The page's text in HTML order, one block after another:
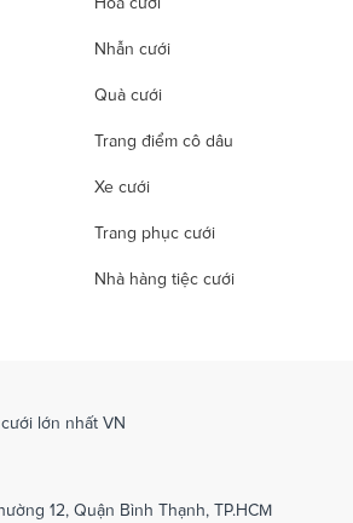
Nhẫn cưới
Quà cưới
Trang điểm cô dâu
Xe cưới
Trang phục cưới
Nhà hàng tiệc cưới
lớn nhất VN
12, Quận Bình Thạnh, TP.HCM